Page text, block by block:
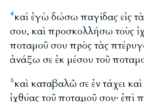
4καὶ ἐγὼ δώσω παγίδας εἰς
σου, καὶ προσκολλήσω τοὺς
ποταμοῦ σου πρὸς τὰς
ἀνάξω σε ἐκ μέσου τοῦ
5καὶ καταβαλῶ σε ἐν τάχει
ἰχθύας τοῦ ποταμοῦ σου· ἐπὶ